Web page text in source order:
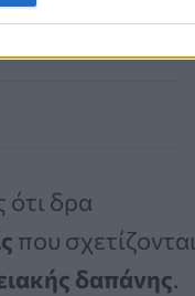
ότι δρα
που σχετίζονται
δαπάνης.